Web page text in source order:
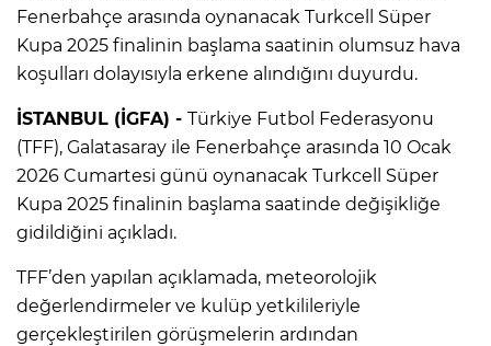
Fenerbahçe arasında oynanacak Turkcell Süper
Kupa 2025 finalinin başlama saatinin olumsuz hava
koşulları dolayısıyla erkene alındığını duyurdu.
İSTANBUL (İGFA) - Türkiye Futbol Federasyonu
(TFF), Galatasaray ile Fenerbahçe arasında 10 Ocak
2026 Cumartesi günü oynanacak Turkcell Süper
Kupa 2025 finalinin başlama saatinde değişikliğe
gidildiğini açıkladı.
TFF’den yapılan açıklamada, meteorolojik
değerlendirmeler ve kulüp yetkilileriyle
gerçekleştirilen görüşmelerin ardından